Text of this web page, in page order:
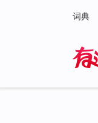
词典